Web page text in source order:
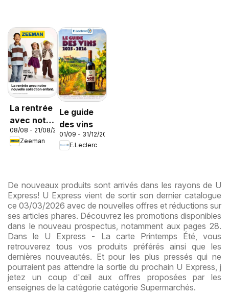
La rentrée
avec notre
nouvelle
collection
08/08 - 21/08/2026
Zeeman
Le guide
des vins
01/09 - 31/12/2026
E.Leclerc
De nouveaux produits sont arrivés dans les rayons de U
Express! U Express vient de sortir son dernier catalogue
ce 03/03/2026 avec de nouvelles offres et réductions sur
ses articles phares. Découvrez les promotions disponibles
dans le nouveau prospectus, notamment aux pages 28.
Dans le U Express - La carte Printemps Été, vous
retrouverez tous vos produits préférés ainsi que les
dernières nouveautés. Et pour les plus pressés qui ne
pourraient pas attendre la sortie du prochain U Express, j
jetez un coup d'œil aux offres proposées par les
enseignes de la catégorie catégorie Supermarchés.